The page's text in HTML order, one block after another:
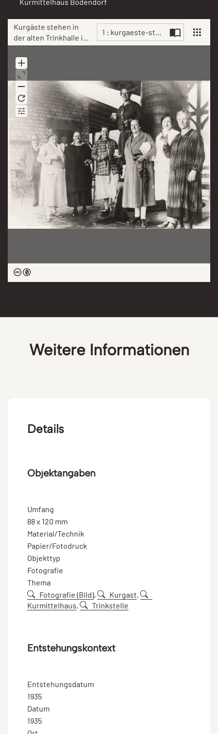
Kurgäste stehen in
der alten Trinkhalle in
Bad Bodendorf
1 : kurgaeste-stehen-in-der-
Scan
Weitere Informationen
Details
Objektangaben
Umfang
88 x 120 mm
Material/Technik
Papier/Fotodruck
Objekttyp
Fotografie
Thema
Fotografie (Bild), Kurgast,
Kurmittelhaus, Trinkstelle
Entstehungskontext
Entstehungsdatum
1935
Datum
1935